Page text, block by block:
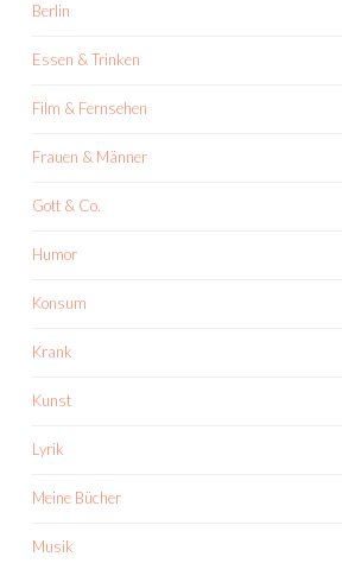
Berlin
Essen & Trinken
Film & Fernsehen
Frauen & Männer
Gott & Co.
Humor
Konsum
Krank
Kunst
Lyrik
Meine Bücher
Musik